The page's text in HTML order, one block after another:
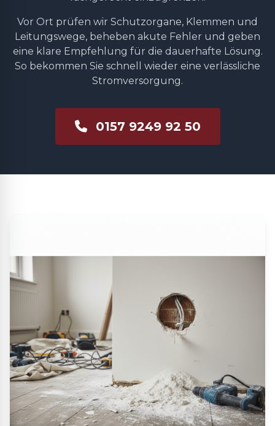
Vor Ort prüfen wir Schutzorgane, Klemmen und
Leitungswege, beheben akute Fehler und geben
eine klare Empfehlung für die dauerhafte Lösung.
So bekommen Sie schnell wieder eine verlässliche
Stromversorgung.
0157 9249 92 50